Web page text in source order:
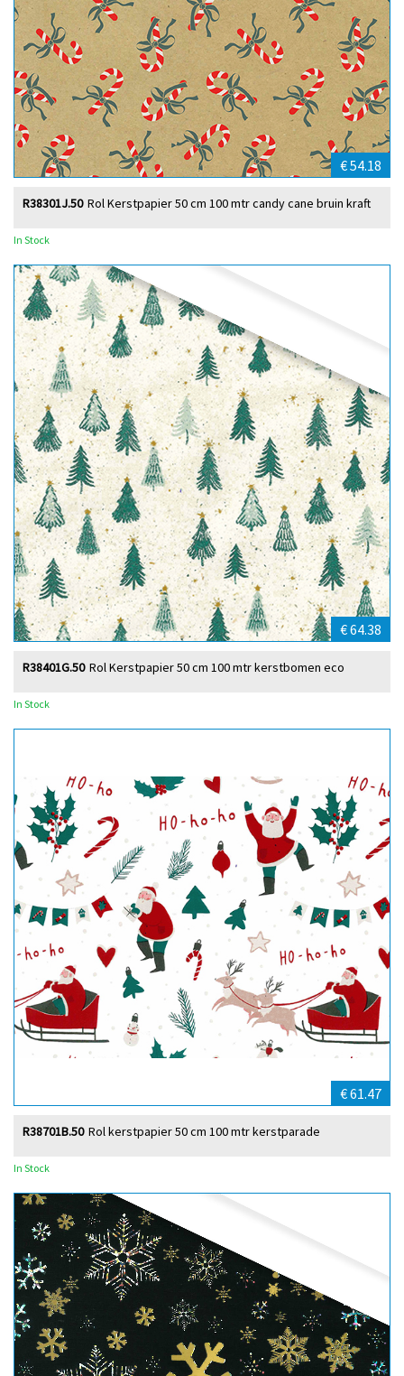
€ 54.18
Rol Kerstpapier 50 cm 100 mtr candy cane bruin kraft
R38301J.50
In Stock
€ 64.38
Rol Kerstpapier 50 cm 100 mtr kerstbomen eco
R38401G.50
In Stock
€ 61.47
Rol kerstpapier 50 cm 100 mtr kerstparade
R38701B.50
In Stock